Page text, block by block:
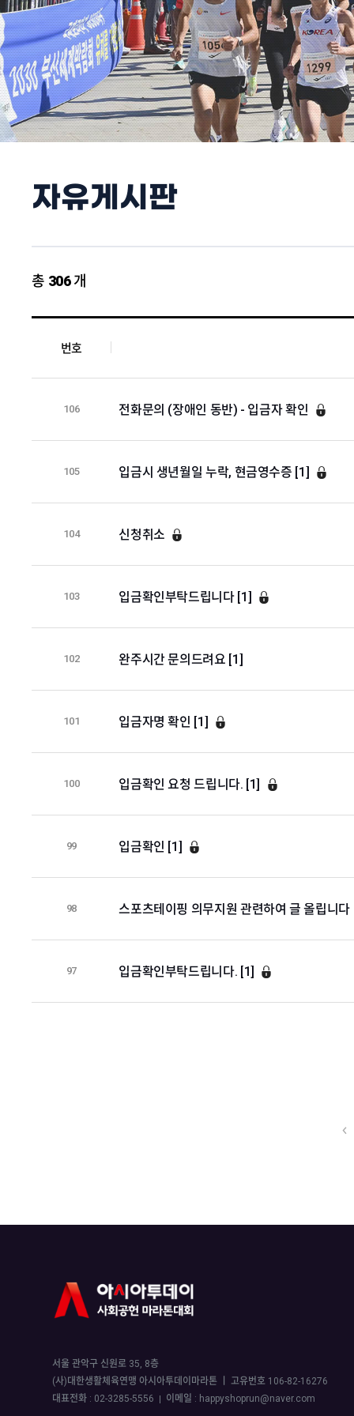
자유게시판
총 306개
번호
106 전화문의 (장애인 동반) - 입금자 확인
105 입금시 생년월일 누락, 현금영수증 [1]
104 신청취소
103 입금확인부탁드립니다 [1]
102 완주시간 문의드려요 [1]
101 입금자명 확인 [1]
100 입금확인 요청 드립니다. [1]
99 입금확인 [1]
98 스포츠테이핑 의무지원 관련하여 글 올립니다
97 입금확인부탁드립니다. [1]
서울 관악구 신원로 35, 8층
(사)대한생활체육연맹 아시아투데이마라톤 ㅣ 고유번호 106-82-16276
대표전화 : 02-3285-5556 이메일 : happyshoprun@naver.com